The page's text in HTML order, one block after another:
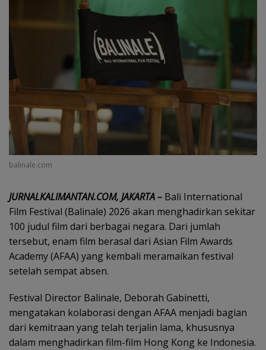
balinale.com
JURNALKALIMANTAN.COM, JAKARTA – Bali International
Film Festival (Balinale) 2026 akan menghadirkan sekitar
100 judul film dari berbagai negara. Dari jumlah
tersebut, enam film berasal dari Asian Film Awards
Academy (AFAA) yang kembali meramaikan festival
setelah sempat absen.
Festival Director Balinale, Deborah Gabinetti,
mengatakan kolaborasi dengan AFAA menjadi bagian
dari kemitraan yang telah terjalin lama, khususnya
dalam menghadirkan film-film Hong Kong ke Indonesia.